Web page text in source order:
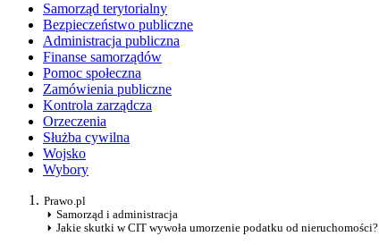
Samorząd terytorialny
Bezpieczeństwo publiczne
Administracja publiczna
Finanse samorządów
Pomoc społeczna
Zamówienia publiczne
Kontrola zarządcza
Orzeczenia
Służba cywilna
Wojsko
Wybory
Prawo.pl
Samorząd i administracja
Jakie skutki w CIT wywoła umorzenie podatku od nieruchomości?